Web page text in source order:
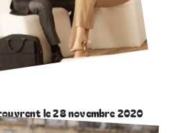
le 28 novembre 2020